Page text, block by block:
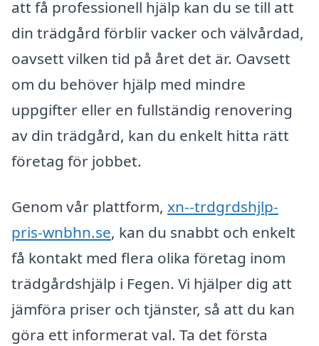
att få professionell hjälp kan du se till att
din trädgård förblir vacker och välvårdad,
oavsett vilken tid på året det är. Oavsett
om du behöver hjälp med mindre
uppgifter eller en fullständig renovering
av din trädgård, kan du enkelt hitta rätt
företag för jobbet.
Genom vår plattform, xn--trdgrdshjlp-
pris-wnbhn.se, kan du snabbt och enkelt
få kontakt med flera olika företag inom
trädgårdshjälp i Fegen. Vi hjälper dig att
jämföra priser och tjänster, så att du kan
göra ett informerat val. Ta det första